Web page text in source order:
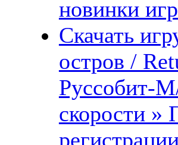
новинки
Скачать
остров /
Руссобит-
скорости »